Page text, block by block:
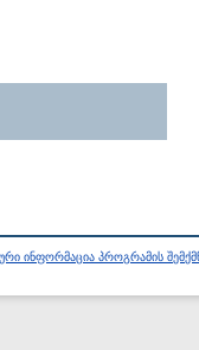
ინფორმაცია პროგრამის